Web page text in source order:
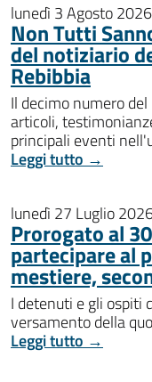
lunedì 3 Agosto 2026
Non Tutti
del notiziario
Rebibbia
Il decimo numero
articoli,
principali eventi
Leggi tutto →
lunedì 27 Luglio
Prorogato al
partecipare al
mestiere,
I detenuti e gli ospiti
versamento della
Leggi tutto →